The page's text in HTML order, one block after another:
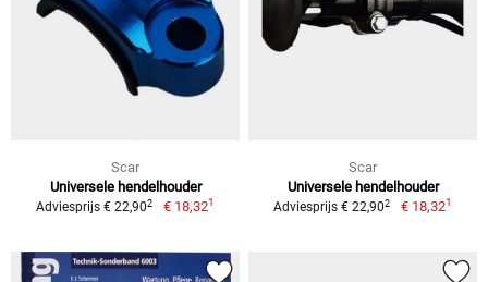
Scar
Universele hendelhouder
Adviesprijs € 22,902 € 18,321
Scar
Universele hendelhouder
Adviesprijs € 22,902 € 18,321